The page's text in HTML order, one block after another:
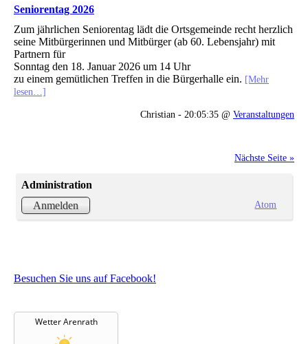
Seniorentag 2026
Zum jährlichen Seniorentag lädt die Ortsgemeinde recht herzlich
seine Mitbürgerinnen und Mitbürger (ab 60. Lebensjahr) mit
Partnern für
Sonntag den 18. Januar 2026 um 14 Uhr
zu einem gemütlichen Treffen in die Bürgerhalle ein. [Mehr
lesen…]
Christian - 20:05:35 @ Veranstaltungen
Nächste Seite »
Administration
Anmelden
Atom
Besuchen Sie uns auf Facebook!